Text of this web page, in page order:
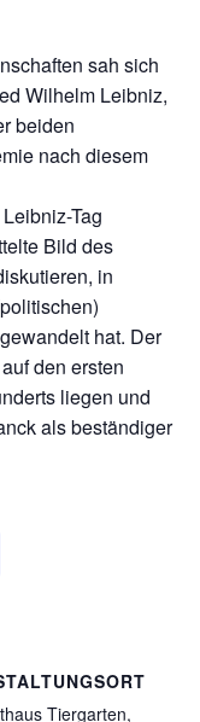
sah sich
Wilhelm Leibniz,
beiden
nach diesem
Tag
Bild des
in
hat. Der
den ersten
liegen und
als beständiger
Tiergarten,